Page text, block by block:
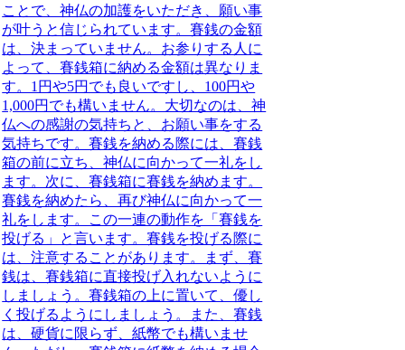
ことで、神仏の加護をいただき、願い事
が叶うと信じられています。賽銭の金額
は、決まっていません。お参りする人に
よって、賽銭箱に納める金額は異なりま
す。1円や5円でも良いですし、100円や
1,000円でも構いません。大切なのは、神
仏への感謝の気持ちと、お願い事をする
気持ちです。賽銭を納める際には、賽銭
箱の前に立ち、神仏に向かって一礼をし
ます。次に、賽銭箱に賽銭を納めます。
賽銭を納めたら、再び神仏に向かって一
礼をします。この一連の動作を「賽銭を
投げる」と言います。賽銭を投げる際に
は、注意することがあります。まず、賽
銭は、賽銭箱に直接投げ入れないように
しましょう。賽銭箱の上に置いて、優し
く投げるようにしましょう。また、賽銭
は、硬貨に限らず、紙幣でも構いませ